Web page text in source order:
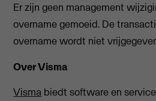
Er zijn geen management
overname gemoeid. De
overname wordt niet
Over Visma
Visma biedt software en